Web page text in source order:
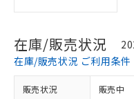
在庫/販売状況
在庫/販売状況 ご利用条件
販売状況 販売中